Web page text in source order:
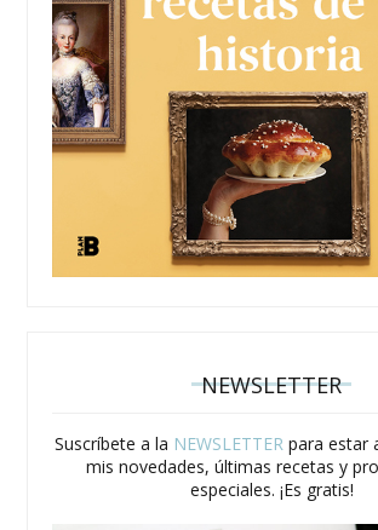
NEWSLETTER
Suscríbete a la NEWSLETTER para estar
mis novedades, últimas recetas y
especiales. ¡Es gratis!